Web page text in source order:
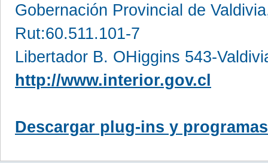
Gobernación Provincial de
Rut:60.511.101-7
Libertador B. OHiggins 543-
http://www.interior.gov.cl
Descargar plug-ins y